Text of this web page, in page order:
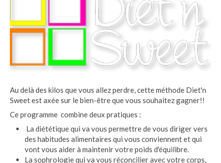
Au delà des kilos que vous allez perdre, cette méthode Diet'n
Sweet est axée sur le bien-être que vous souhaitez gagner!!
Ce programme combine deux pratiques :
La diététique qui va vous permettre de vous diriger vers
des habitudes alimentaires qui vous conviennent et qui
vont vous aider à maintenir votre poids d'équilibre.
La sophrologie qui va vous réconcilier avec votre corps,